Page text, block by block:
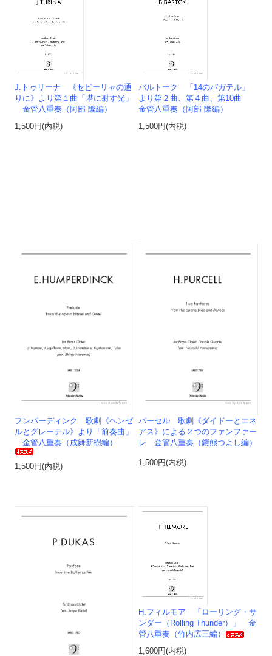
J.トゥリーナ 《セビーリャの通
りに》より第１曲「塔に射す光」
金管八重奏（阿部 隆編）
1,500円(内税)
バルトーク 「14のバガテル」
より第２曲、第４曲、第10曲
金管八重奏（阿部 隆編）
1,500円(内税)
フンパーディンク 歌劇《ヘンゼ
ルとグレーテル》より「前奏曲」
金管八重奏（成舞新樹編）
1,500円(内税)
パーセル 歌劇《ダイドーとエネ
アス》による２つのファンファー
レ 金管八重奏（鎧熊つよし編）
1,500円(内税)
H.フィルモア 「ローリング・サ
ンダー（Rolling Thunder）」 金
管八重奏（竹内広三編）
1,600円(内税)